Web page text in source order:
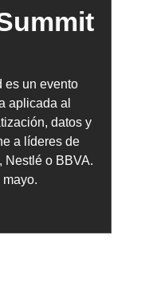
es un evento
aplicada al
datos y
a líderes de
Nestlé o BBVA.